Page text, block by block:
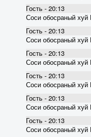
Гость - 20:13
Соси обосраный хуй
Гость - 20:13
Соси обосраный хуй
Гость - 20:13
Соси обосраный хуй
Гость - 20:13
Соси обосраный хуй
Гость - 20:13
Соси обосраный хуй
Гость - 20:13
Соси обосраный хуй